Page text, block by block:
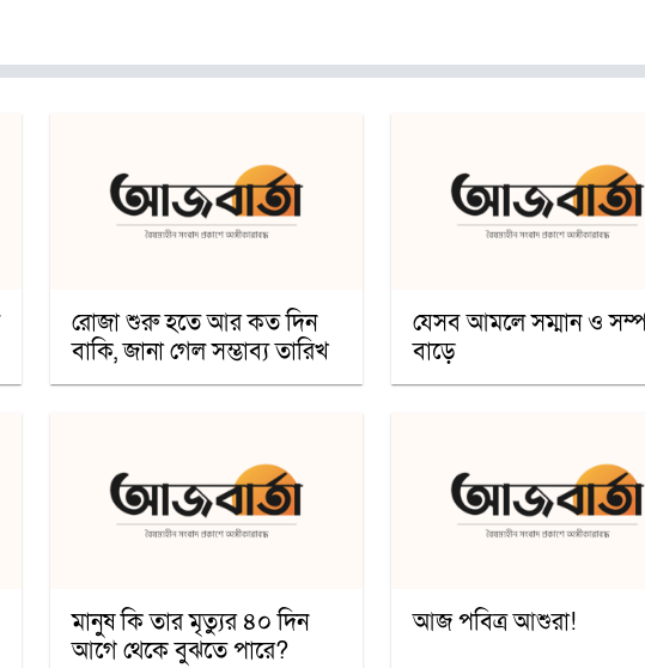
রোজা শুরু হতে আর কত দিন
বাকি, জানা গেল সম্ভাব্য তারিখ
যেসব আমলে সম্মান ও
বাড়ে
মানুষ কি তার মৃত্যুর ৪০ দিন
আগে থেকে বুঝতে পারে?
আজ পবিত্র আশুরা!